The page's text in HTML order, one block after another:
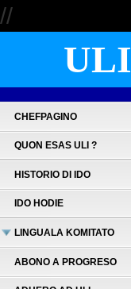
//
ULI
CHEFPAGINO
QUON ESAS ULI ?
HISTORIO DI IDO
IDO HODIE
LINGUALA KOMITATO
ABONO A PROGRESO